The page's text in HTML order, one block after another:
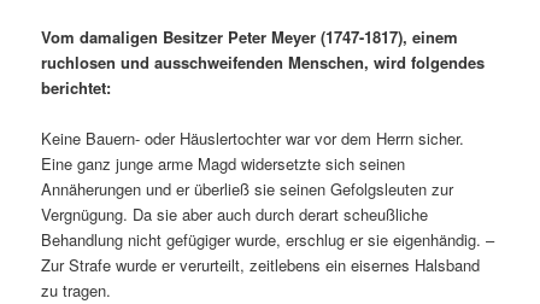
Vom damaligen Besitzer Peter Meyer (1747-1817), einem
ruchlosen und ausschweifenden Menschen, wird folgendes
berichtet:
Keine Bauern- oder Häuslertochter war vor dem Herrn sicher.
Eine ganz junge arme Magd widersetzte sich seinen
Annäherungen und er überließ sie seinen Gefolgsleuten zur
Vergnügung. Da sie aber auch durch derart scheußliche
Behandlung nicht gefügiger wurde, erschlug er sie eigenhändig. –
Zur Strafe wurde er verurteilt, zeitlebens ein eisernes Halsband
zu tragen.